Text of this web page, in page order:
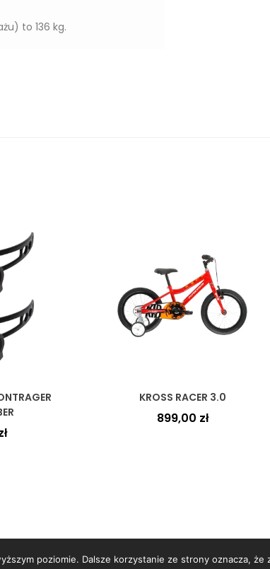
to 136 kg.
KROSS RACER 3.0
899,00 zł
WORBIKE- sklep rowerowy | Projekt witryny Printed
poziomie. Dalsze korzystanie ze strony oznacza, że